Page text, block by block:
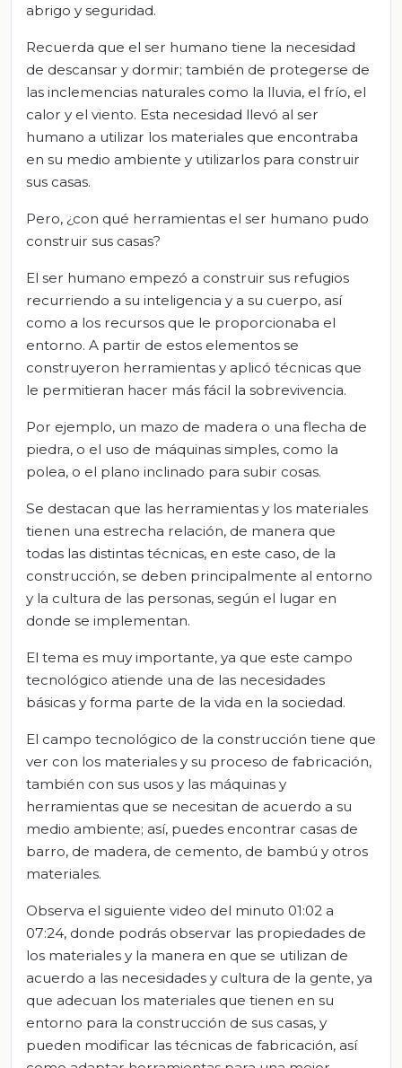
abrigo y seguridad.
Recuerda que el ser humano tiene la necesidad
de descansar y dormir; también de protegerse de
las inclemencias naturales como la lluvia, el frío, el
calor y el viento. Esta necesidad llevó al ser
humano a utilizar los materiales que encontraba
en su medio ambiente y utilizarlos para construir
sus casas.
Pero, ¿con qué herramientas el ser humano pudo
construir sus casas?
El ser humano empezó a construir sus refugios
recurriendo a su inteligencia y a su cuerpo, así
como a los recursos que le proporcionaba el
entorno. A partir de estos elementos se
construyeron herramientas y aplicó técnicas que
le permitieran hacer más fácil la sobrevivencia.
Por ejemplo, un mazo de madera o una flecha de
piedra, o el uso de máquinas simples, como la
polea, o el plano inclinado para subir cosas.
Se destacan que las herramientas y los materiales
tienen una estrecha relación, de manera que
todas las distintas técnicas, en este caso, de la
construcción, se deben principalmente al entorno
y la cultura de las personas, según el lugar en
donde se implementan.
El tema es muy importante, ya que este campo
tecnológico atiende una de las necesidades
básicas y forma parte de la vida en la sociedad.
El campo tecnológico de la construcción tiene que
ver con los materiales y su proceso de fabricación,
también con sus usos y las máquinas y
herramientas que se necesitan de acuerdo a su
medio ambiente; así, puedes encontrar casas de
barro, de madera, de cemento, de bambú y otros
materiales.
Observa el siguiente video del minuto 01:02 a
07:24, donde podrás observar las propiedades de
los materiales y la manera en que se utilizan de
acuerdo a las necesidades y cultura de la gente, ya
que adecuan los materiales que tienen en su
entorno para la construcción de sus casas, y
pueden modificar las técnicas de fabricación, así